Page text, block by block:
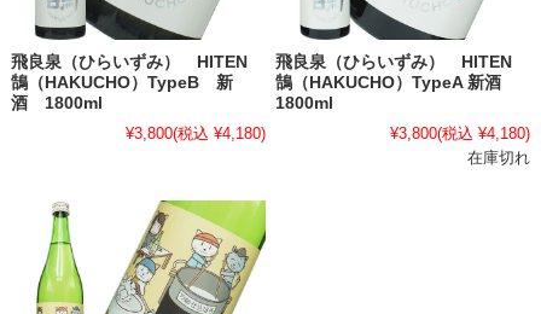
飛良泉（ひらいずみ） HITEN
鵠（HAKUCHO）TypeB 新
酒 1800ml
¥3,800(税込 ¥4,180)
飛良泉（ひらいずみ） HITEN
鵠（HAKUCHO）TypeA 新酒
1800ml
¥3,800(税込 ¥4,180)
在庫切れ